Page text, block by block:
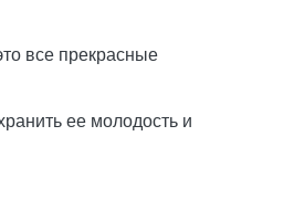
все прекрасные
ее молодость и